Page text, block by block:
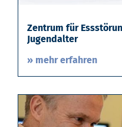
Zentrum für
Jugendalter
» mehr erfahren